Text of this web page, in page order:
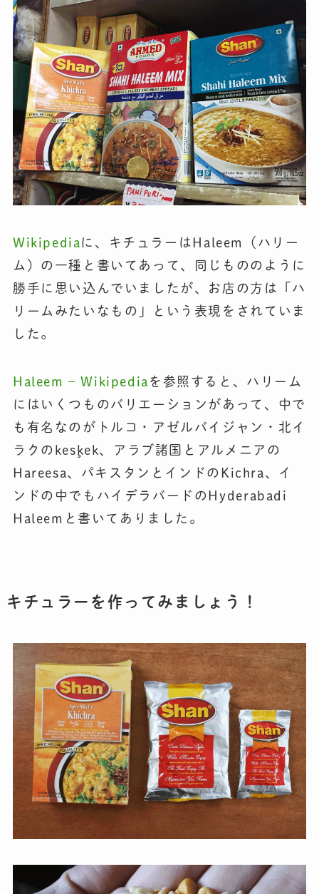
Wikipedia に、キチュラーはHaleem（ハリー
ム）の一種と書いてあって、同じもののように
勝手に思い込んでいましたが、お店の方は「ハ
リームみたいなもの」という表現をされていま
した。
Haleem – Wikipedia を参照すると、ハリーム
にはいくつものバリエーションがあって、中で
も有名なのがトルコ・アゼルバイジャン・北イ
ラクのkeşkek、アラブ諸国とアルメニアの
Hareesa、パキスタンとインドのKichra、イ
ンドの中でもハイデラバードのHyderabadi
Haleemと書いてありました。
キチュラーを作ってみましょう！